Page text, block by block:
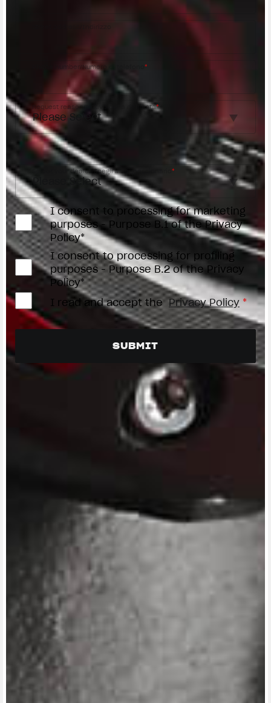
Phone number/Numero di telefono *
Request reason/Motivo della richiesta*
Access the Dealer Locator
Select your dealer/Scegli il Concessionario *
I consent to processing for marketing
purposes - Purpose B.1 of the Privacy
Policy*
I consent to processing for profiling
purposes - Purpose B.2 of the Privacy
Policy*
I read and accept the Privacy Policy *